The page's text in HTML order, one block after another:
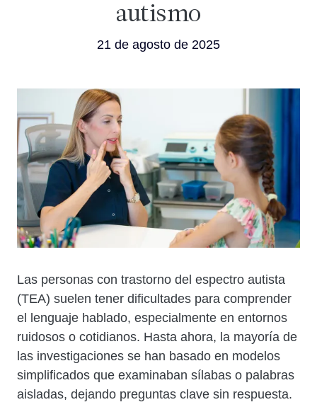
autismo
21 de agosto de 2025
Cuerpo
Las personas con trastorno del espectro autista
(TEA) suelen tener dificultades para comprender
el lenguaje hablado, especialmente en entornos
ruidosos o cotidianos. Hasta ahora, la mayoría de
las investigaciones se han basado en modelos
simplificados que examinaban sílabas o palabras
aisladas, dejando preguntas clave sin respuesta.